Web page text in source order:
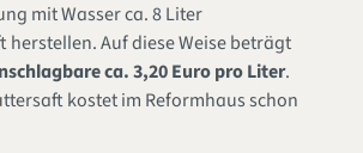
mit Wasser ca. 8 Liter
herstellen. Auf diese Weise beträgt
ca. 3,20 Euro pro Liter.
kostet im Reformhaus schon